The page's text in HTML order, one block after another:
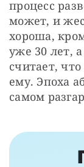
процесс
может, и
хороша,
уже 30 лет,
считает,
ему. Эпоха
самом